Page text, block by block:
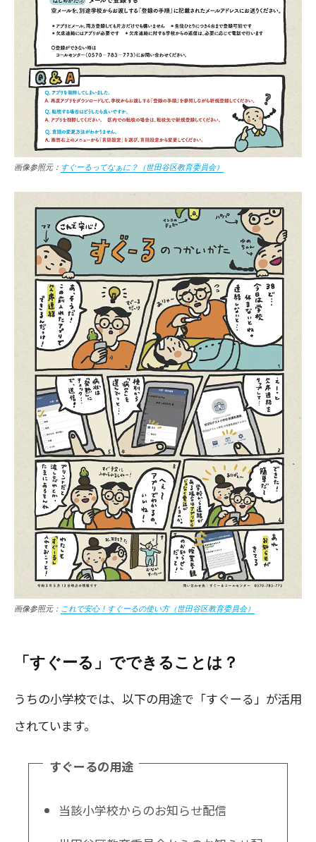
画像参照元： すぐーるってなぁに？（世田谷区教育委員会）
画像参照元： これで安心！すぐーるの使い方（世田谷区教育委員会）
「すぐーる」でできることは？
うちの小学校では、以下の用途で「すぐーる」が活用
されています。
すぐーるの用途
当該小学校からのお知らせ配信